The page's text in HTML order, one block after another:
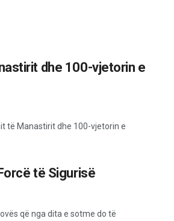
dhe 100-vjetorin e
të Manastirit dhe 100-vjetorin e
të Sigurisë
që nga dita e sotme do të